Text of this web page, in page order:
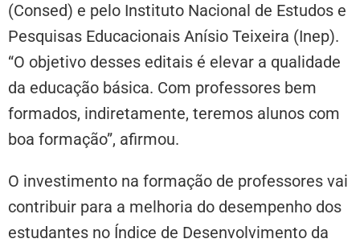
(Consed) e pelo Instituto Nacional de Estudos e
Pesquisas Educacionais Anísio Teixeira (Inep).
“O objetivo desses editais é elevar a qualidade
da educação básica. Com professores bem
formados, indiretamente, teremos alunos com
boa formação”, afirmou.
O investimento na formação de professores vai
contribuir para a melhoria do desempenho dos
estudantes no Índice de Desenvolvimento da